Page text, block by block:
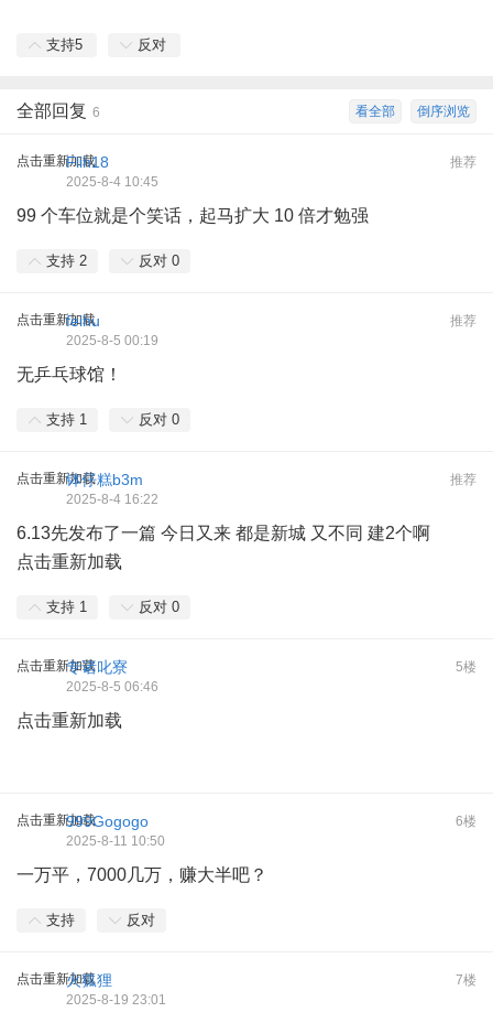
支持5 反对
倒序浏览
看全部
全部回复 6
点击重新加载 推荐
Flih18
2025-8-4 10:45
99 个车位就是个笑话，起马扩大 10 倍才勉强
支持 2 反对 0
点击重新加载 推荐
feihu
2025-8-5 00:19
无乒乓球馆！
支持 1 反对 0
点击重新加载 推荐
钵仔糕b3m
2025-8-4 16:22
6.13先发布了一篇 今日又来 都是新城 又不同 建2个啊
点击重新加载
支持 1 反对 0
点击重新加载 5楼
专诸叱寮
2025-8-5 06:46
点击重新加载
点击重新加载 6楼
999Gogogo
2025-8-11 10:50
一万平，7000几万，赚大半吧？
支持 反对
点击重新加载 7楼
火狐狸
2025-8-19 23:01